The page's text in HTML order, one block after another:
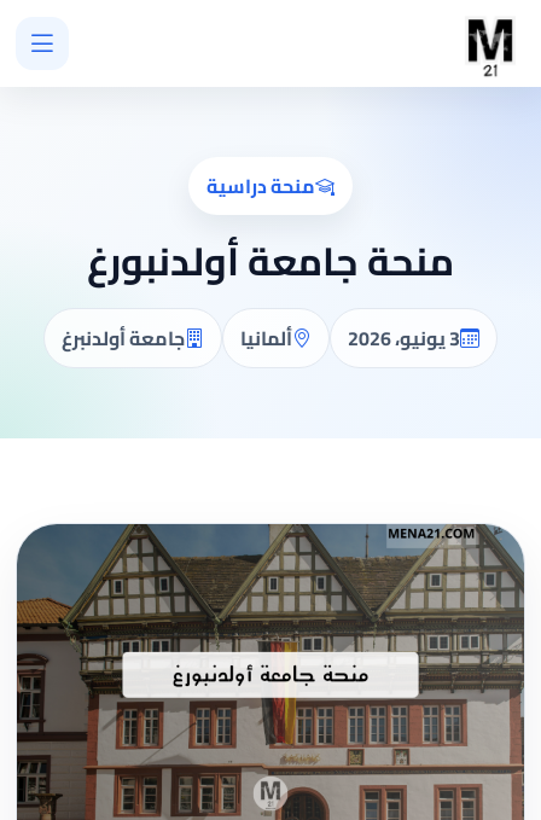
منحة دراسية
منحة جامعة أولدنبورغ
3 يونيو، 2026 ألمانيا جامعة أولدنبرغ